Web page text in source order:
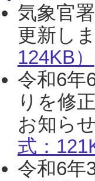
気象官
更新し
124KB）
令和6年
りを修
お知ら
式：
令和6年